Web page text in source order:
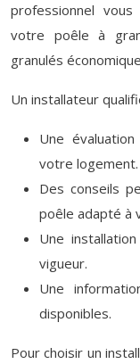
professionnel
votre poêle à
granulés
Un installateur
Une
votre logement.
Des conseils
poêle adapté à
Une
vigueur.
Une
disponibles.
Pour choisir un